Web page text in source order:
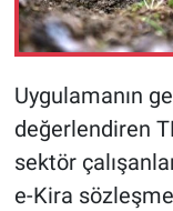
Uygulamanın
değerlendiren
sektör
e-Kira